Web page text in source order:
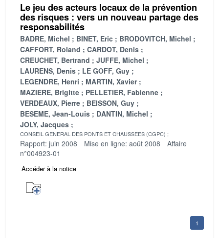
Le jeu des acteurs locaux de la prévention
des risques : vers un nouveau partage des
responsabilités
BADRE, Michel BINET, Eric
BRODOVITCH, Michel
CAFFORT, Roland
CARDOT, Denis
CREUCHET, Bertrand
JUFFE, Michel
LAURENS, Denis
LE GOFF, Guy
LEGENDRE, Henri
MARTIN, Xavier
MAZIERE, Brigitte
PELLETIER, Fabienne
VERDEAUX, Pierre
BEISSON, Guy
BESEME, Jean-Louis
DANTIN, Michel
JOLY, Jacques
CONSEIL GENERAL DES PONTS ET CHAUSSEES (CGPC)
Rapport: juin 2008 Mise en ligne: août 2008
Affaire
n°004923-01
Accéder à la notice
1